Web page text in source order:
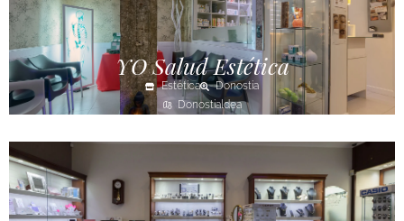
YO Salud Estética
Estética
Donostia
Donostialdea